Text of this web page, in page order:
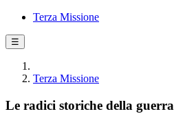
Terza Missione
☰
Terza Missione
Le radici storiche della